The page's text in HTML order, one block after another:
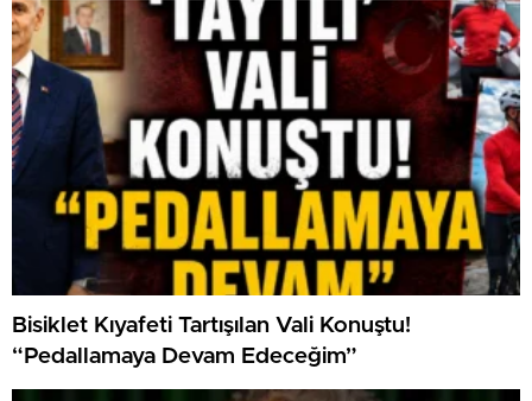
Bisiklet Kıyafeti Tartışılan Vali Konuştu!
“Pedallamaya Devam Edeceğim”